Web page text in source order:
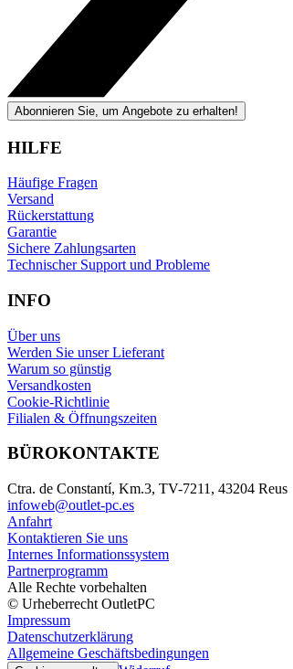
Abonnieren Sie, um Angebote zu erhalten!
HILFE
Häufige Fragen
Versand
Rückerstattung
Garantie
Sichere Zahlungsarten
Technischer Support und Probleme
INFO
Über uns
Werden Sie unser Lieferant
Warum so günstig
Versandkosten
Cookie-Richtlinie
Filialen & Öffnungszeiten
BÜROKONTAKTE
Ctra. de Constantí, Km.3, TV-7211, 43204 Reus
infoweb@outlet-pc.es
Anfahrt
Kontaktieren Sie uns
Internes Informationssystem
Partnerprogramm
Alle Rechte vorbehalten
© Urheberrecht OutletPC
Impressum
Datenschutzerklärung
Allgemeine Geschäftsbedingungen